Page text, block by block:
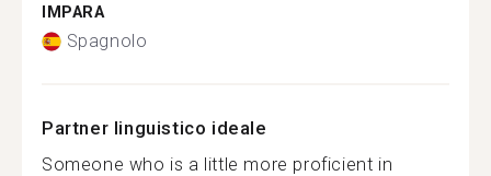
IMPARA
Spagnolo
Partner linguistico ideale
Someone who is a little more proficient in